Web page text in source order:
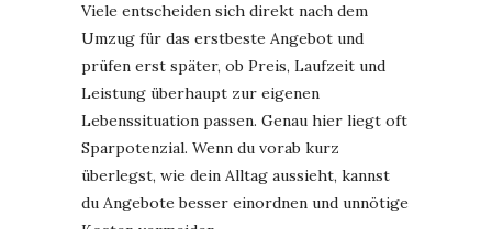
Viele entscheiden sich direkt nach dem
Umzug für das erstbeste Angebot und
prüfen erst später, ob Preis, Laufzeit und
Leistung überhaupt zur eigenen
Lebenssituation passen. Genau hier liegt oft
Sparpotenzial. Wenn du vorab kurz
überlegst, wie dein Alltag aussieht, kannst
du Angebote besser einordnen und unnötige